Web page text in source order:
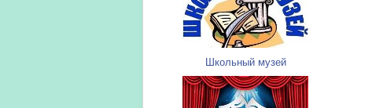
Школьный музей